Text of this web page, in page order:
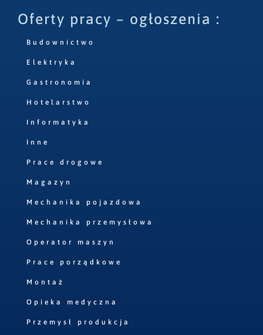
Oferty pracy – ogłoszenia :
Budownictwo
Elektryka
Gastronomia
Hotelarstwo
Informatyka
Inne
Prace drogowe
Magazyn
Mechanika pojazdowa
Mechanika przemysłowa
Operator maszyn
Prace porządkowe
Montaż
Opieka medyczna
Przemysł produkcja